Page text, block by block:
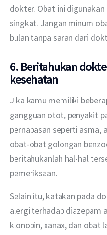
dokter. Obat ini
singkat. Jangan minum
bulan tanpa saran dari
6. Beritahukan
kesehatan
Jika kamu memiliki
gangguan otot, penyakit
pernapasan seperti asma,
obat-obat golongan
beritahukanlah hal-hal
pemeriksaan.
Selain itu, katakan pada
alergi terhadap diazepam
klonopin, xanax, dan obat